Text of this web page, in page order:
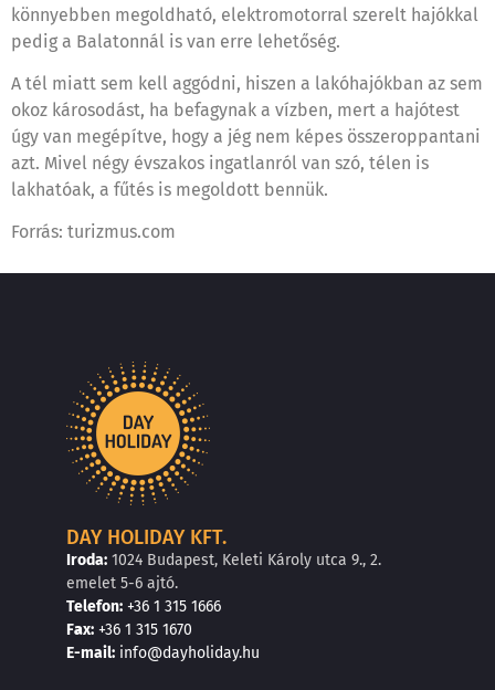
könnyebben megoldható, elektromotorral szerelt hajókkal
pedig a Balatonnál is van erre lehetőség.
A tél miatt sem kell aggódni, hiszen a lakóhajókban az sem
okoz károsodást, ha befagynak a vízben, mert a hajótest
úgy van megépítve, hogy a jég nem képes összeroppantani
azt. Mivel négy évszakos ingatlanról van szó, télen is
lakhatóak, a fűtés is megoldott bennük.
Forrás: turizmus.com
DAY HOLIDAY KFT.
Iroda: 1024 Budapest, Keleti Károly utca 9., 2.
emelet 5-6 ajtó.
Telefon: +36 1 315 1666
Fax: +36 1 315 1670
E-mail: info@dayholiday.hu